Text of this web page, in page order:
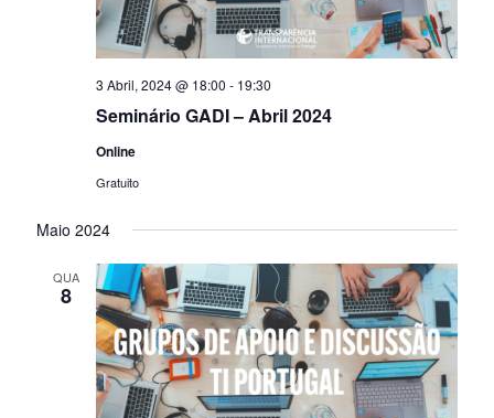
3 Abril, 2024 @ 18:00 - 19:30
Seminário GADI – Abril 2024
Online
Gratuito
Maio 2024
QUA
8